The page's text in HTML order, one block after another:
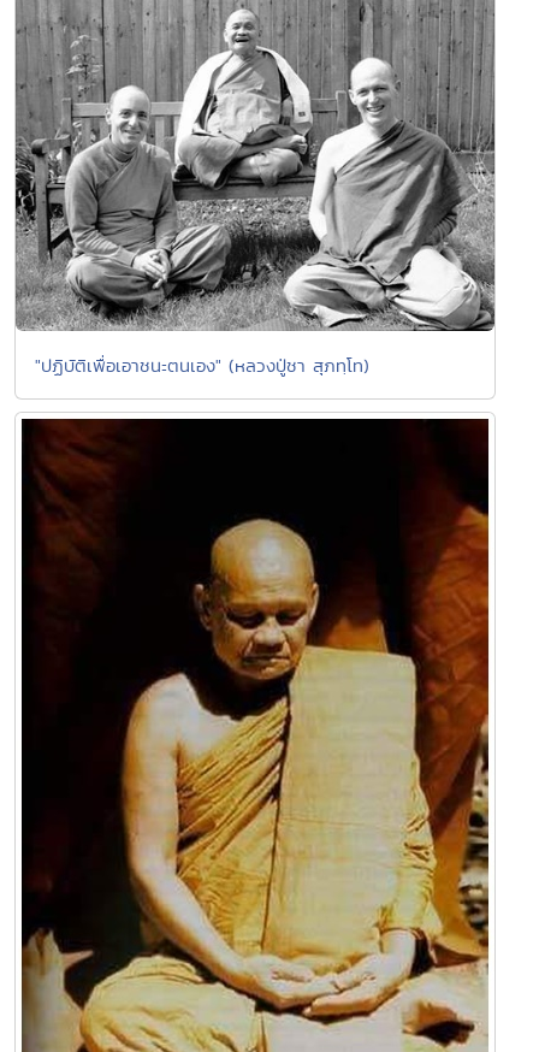
"ปฏิบัติเพื่อเอาชนะตนเอง" (หลวงปู่ชา สุภทฺโท)